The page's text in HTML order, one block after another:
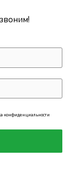
конфиденциальности